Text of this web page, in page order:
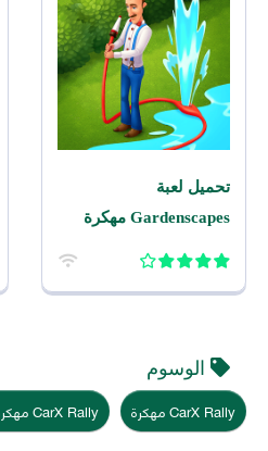
تحميل لعبة
Gardenscapes مهكرة
الوسوم
CarX Rally مهكرة CarX Rally مهكرة ميديا فاير